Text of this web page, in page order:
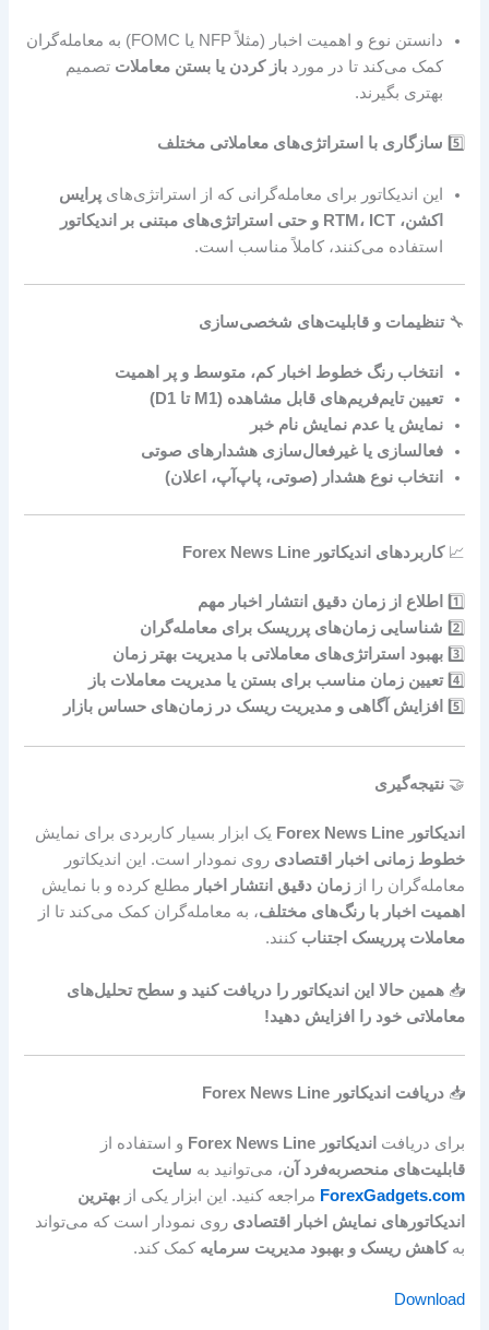
دانستن نوع و اهمیت اخبار (مثلاً NFP یا FOMC) به معامله‌گران
کمک می‌کند تا در موردباز کردن یا بستن معاملات تصمیم
بهتری بگیرند.
5️⃣ سازگاری با استراتژی‌های معاملاتی مختلف
این اندیکاتور برای معامله‌گرانی که از استراتژی‌هایپرایس
اکشن، RTM، ICT و حتی استراتژی‌های مبتنی بر اندیکاتور
استفاده می‌کنند، کاملاً مناسب است.
🔧تنظیمات و قابلیت‌های شخصی‌سازی
انتخاب رنگ خطوط اخبار کم، متوسط و پر اهمیت
تعیین تایم‌فریم‌های قابل مشاهده (M1 تا D1)
نمایش یا عدم نمایش نام خبر
فعالسازی یا غیرفعال‌سازی هشدارهای صوتی
انتخاب نوع هشدار (صوتی، پاپ‌آپ، اعلان)
📈کاربردهای اندیکاتور Forex News Line
1️⃣
اطلاع از زمان دقیق انتشار اخبار مهم
2️⃣ شناسایی زمان‌های پرریسک برای معامله‌گران
3️⃣ بهبود استراتژی‌های معاملاتی با مدیریت بهتر زمان
4️⃣ تعیین زمان مناسب برای بستن یا مدیریت معاملات باز
5️⃣
افزایش آگاهی و مدیریت ریسک در زمان‌های حساس بازار
🤝نتیجه‌گیری
اندیکاتور Forex News Line
یک ابزار بسیار کاربردی برای نمایش
خطوط زمانی اخبار اقتصادی روی نمودار است. این اندیکاتور
معامله‌گران را اززمان دقیق انتشار اخبار مطلع کرده و با نمایش
اهمیت اخبار با رنگ‌های مختلف، به معامله‌گران کمک می‌کند تا از
معاملات پرریسک اجتناب کنند.
📥همین حالا این اندیکاتور را دریافت کنید و سطح تحلیل‌های
معاملاتی خود را افزایش دهید!
📥دریافت اندیکاتور Forex News Line
برای دریافت اندیکاتور Forex News Line
و استفاده از
قابلیت‌های منحصر‌به‌فرد آن، می‌توانید به سایت
ForexGadgets.com مراجعه کنید. این ابزار یکی ازبهترین
اندیکاتورهای نمایش اخبار اقتصادی روی نمودار است که می‌تواند
بهکاهش ریسک و بهبود مدیریت سرمایه کمک کند.
Download